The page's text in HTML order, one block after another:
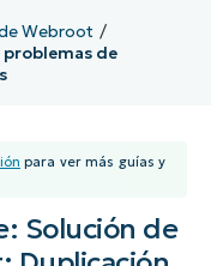
Webroot
de
para ver más guías y
Solución de